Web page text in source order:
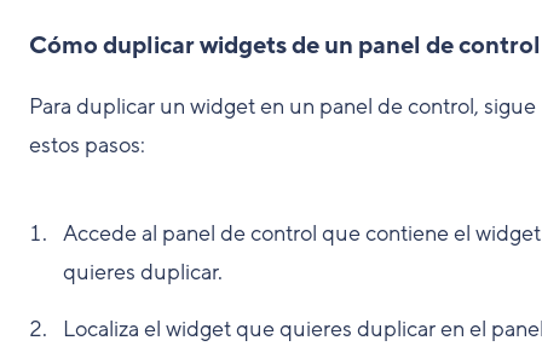
Cómo duplicar widgets de un panel de control
Para duplicar un widget en un panel de control, sigue
estos pasos:
Accede al panel de control que contiene el
quieres duplicar.
Localiza el widget que quieres duplicar en el